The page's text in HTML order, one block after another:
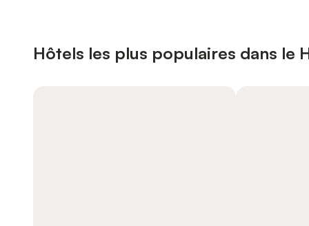
Hôtels les plus populaires dans le